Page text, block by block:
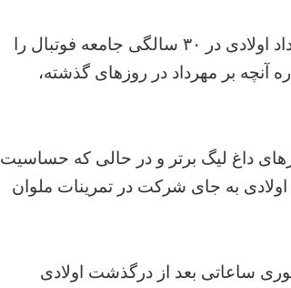
به گزارش ، خبر شوک آور درگذشت مهرداد اولادی در ۳۰ سالگی جامعه فوتبال را
آنچه بر مهرداد در روزهای گذشته،
داغ لیگ برتر و در حالی که حساسیت
به جای شرکت در تمرینات ملوان
ساعاتی بعد از درگذشت اولادی